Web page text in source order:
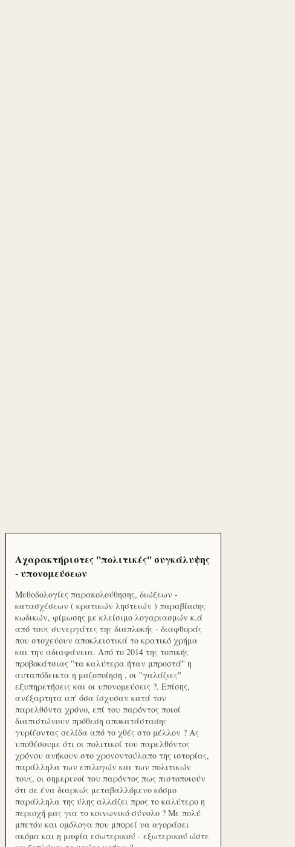
Αχαρακτήριστες ''πολιτικές'' συγκάλυψης
- υπονομεύσεων
Μεθοδολογίες παρακολούθησης, διώξεων -
κατασχέσεων ( κρατικών ληστειών ) παραβίασης
κωδικών, φίμωσης με κλείσιμο λογαριασμών κ.ά
από τους συνεργάτες της διαπλοκής - διαφθοράς
που στοχεύουν αποκλειστικά το κρατικό χρήμα
και την αδιαφάνεια. Από το 2014 της τοπικής
προβοκάτσιας ''τα καλύτερα ήταν μπροστά'' η
αυταπόδεικτα η μαζοποίηση , οι ''γαλάζιες''
εξυπηρετήσεις και οι υπονομεύσεις ?. Επίσης,
ανέξαρτητα απ' όσα ίσχυσαν κατά τον
παρελθόντα χρόνο, επί του παρόντος ποιοί
διαπιστώνουν πρόθεση αποκατάστασης
γυρίζοντας σελίδα από το χθές στο μέλλον ? Ας
υποθέσουμε ότι οι πολιτικοί του παρελθόντος
χρόνου ανήκουν στο χρονοντούλαπο της ιστορίας,
παράλληλα των επιλογών και των πολιτικών
τους, οι σημερινοί του παρόντος πως πιστοποιούν
ότι σε ένα διαρκώς μεταβαλλόμενο κόσμο
παράλληλα της ύλης αλλάζει προς το καλύτερο η
περιοχή μας για το κοινωνικό σύνολο ? Με πολύ
μπετόν και ομόλογα που μπορεί να αγοράσει
ακόμα και η μαφία εσωτερικού - εξωτερικού ώστε